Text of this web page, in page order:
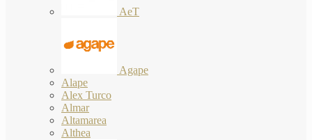
AeT
Agape
Alape
Alex Turco
Almar
Altamarea
Althea